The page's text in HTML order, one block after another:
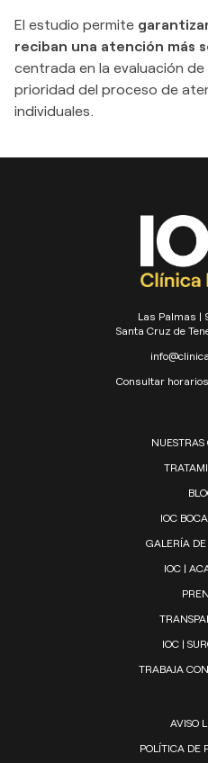
El estudio permite
reciban una atención más
centrada en la evaluación
prioridad del proceso de
individuales.
Las Palmas |
Santa Cruz de
Consultar
NUESTRAS
IOC
GALERÍA DE
IOC |
IOC |
TRABAJA
AVISO
POLÍTICA DE